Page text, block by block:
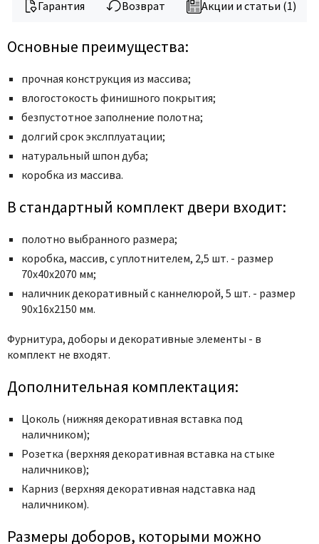
Miksal
Morelli
Ofram
Optima Porte
Oro - Oro
Philips
Porta Di Parma
Porte Vista
Portika
Profilo Porte
Protector
Regidoors
STR
Torex
Uberture
Valcomp
Venezia Unique
Verum
Viporte
Zadoor
Гарантия Возврат Акции и статьи (1)
Основные преимущества:
прочная конструкция из массива;
влогостокость финишного покрытия;
безпустотное заполнение полотна;
долгий срок экслплуатации;
натуральный шпон дуба;
коробка из массива.
В стандартный комплект двери входит:
полотно выбранного размера;
коробка, массив, с уплотнителем, 2,5 шт. - размер
70x40x2070 мм;
наличник декоративный с каннелюрой, 5 шт. - размер
90x16x2150 мм.
Фурнитура, доборы и декоративные элементы - в
комплект не входят.
Дополнительная комплектация:
Цоколь (нижняя декоративная вставка под
наличником);
Розетка (верхняя декоративная вставка на стыке
наличников);
Карниз (верхняя декоративная надставка над
наличником).
Размеры доборов, которыми можно